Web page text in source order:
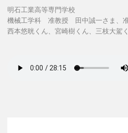
明石工業高等専門学校
機械工学科 准教授 田中誠一さま、
西本悠晄くん、宮崎樹くん、三枝大駕